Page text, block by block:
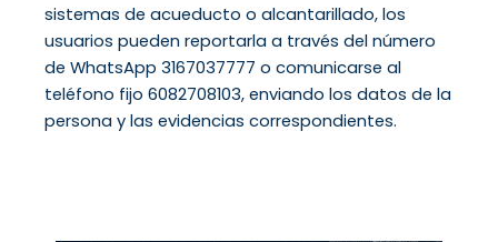
sistemas de acueducto o alcantarillado, los
usuarios pueden reportarla a través del número
de WhatsApp 3167037777 o comunicarse al
teléfono fijo 6082708103, enviando los datos de la
persona y las evidencias correspondientes.